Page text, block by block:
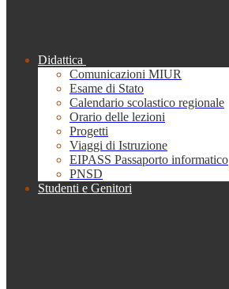
Didattica
Comunicazioni MIUR
Esame di Stato
Calendario scolastico regionale
Orario delle lezioni
Progetti
Viaggi di Istruzione
EIPASS Passaporto informatico
PNSD
Studenti e Genitori